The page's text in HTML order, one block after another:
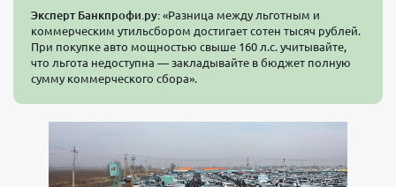
Эксперт Банкпрофи.ру: «Разница между льготным и
коммерческим утильсбором достигает сотен тысяч рублей.
При покупке авто мощностью свыше 160 л.с. учитывайте,
что льгота недоступна — закладывайте в бюджет полную
сумму коммерческого сбора».